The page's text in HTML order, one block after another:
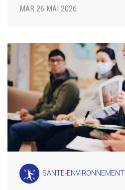
MAR 26 MAI 2026
SANTÉ-ENVIRONNEMENT